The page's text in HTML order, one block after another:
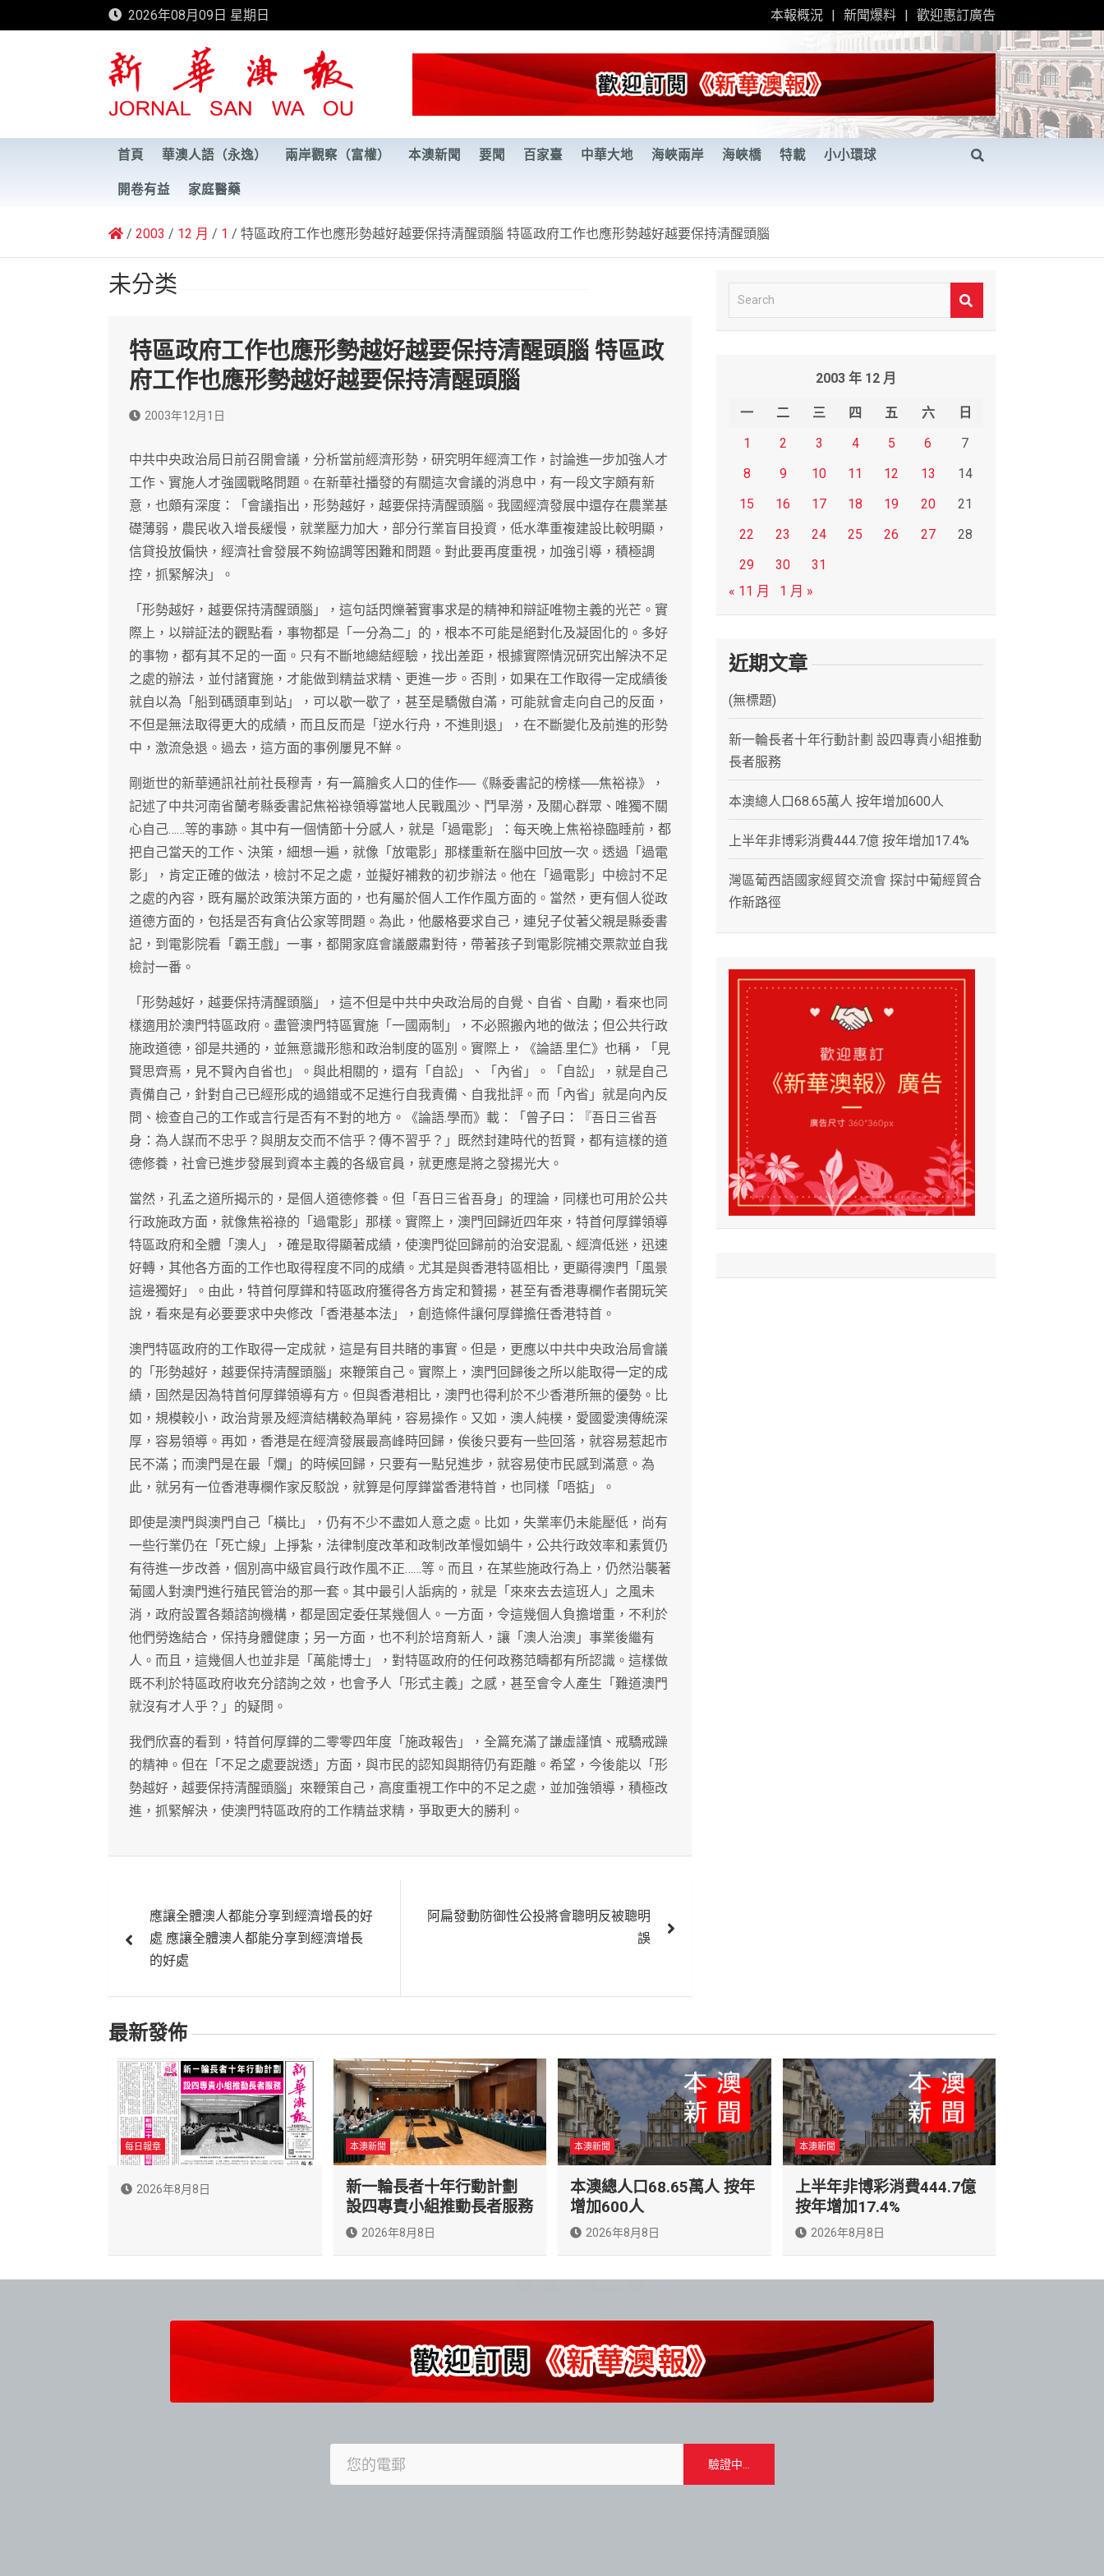
to
2026年08月09日 星期日 本報概況 新聞爆料 歡迎惠訂廣告
新華澳報
首頁 華澳人語（永逸） 兩岸觀察（富權） 本澳新聞 要聞 百家臺 中華大地 海峽兩岸 海峽橋 特載 小小環球
開卷有益 家庭醫藥
2003 12 月 1 特區政府工作也應形勢越好越要保持清醒頭腦 特區政府工作也應形勢越好越要保持清醒頭腦
未分类
特區政府工作也應形勢越好越要保持清醒頭腦 特區政
府工作也應形勢越好越要保持清醒頭腦
2003年12月1日
中共中央政治局日前召開會議，分析當前經濟形勢，研究明年經濟工作，討論進一步加強人才
工作、實施人才強國戰略問題。在新華社播發的有關這次會議的消息中，有一段文字頗有新
意，也頗有深度：「會議指出，形勢越好，越要保持清醒頭腦。我國經濟發展中還存在農業基
礎薄弱，農民收入增長緩慢，就業壓力加大，部分行業盲目投資，低水準重複建設比較明顯，
信貸投放偏快，經濟社會發展不夠協調等困難和問題。對此要再度重視，加強引導，積極調
控，抓緊解決」。
「形勢越好，越要保持清醒頭腦」，這句話閃爍著實事求是的精神和辯証唯物主義的光芒。實
際上，以辯証法的觀點看，事物都是「一分為二」的，根本不可能是絕對化及凝固化的。多好
的事物，都有其不足的一面。只有不斷地總結經驗，找出差距，根據實際情況研究出解決不足
之處的辦法，並付諸實施，才能做到精益求精、更進一步。否則，如果在工作取得一定成績後
就自以為「船到碼頭車到站」，可以歇一歇了，甚至是驕傲自滿，可能就會走向自己的反面，
不但是無法取得更大的成績，而且反而是「逆水行舟，不進則退」，在不斷變化及前進的形勢
中，激流急退。過去，這方面的事例屢見不鮮。
剛逝世的新華通訊社前社長穆青，有一篇膾炙人口的佳作──《縣委書記的榜樣──焦裕祿》，
記述了中共河南省蘭考縣委書記焦裕祿領導當地人民戰風沙、鬥旱澇，及關心群眾、唯獨不關
心自己……等的事跡。其中有一個情節十分感人，就是「過電影」：每天晚上焦裕祿臨睡前，都
把自己當天的工作、決策，細想一遍，就像「放電影」那樣重新在腦中回放一次。透過「過電
影」，肯定正確的做法，檢討不足之處，並擬好補救的初步辦法。他在「過電影」中檢討不足
之處的內容，既有屬於政策決策方面的，也有屬於個人工作作風方面的。當然，更有個人從政
道德方面的，包括是否有貪佔公家等問題。為此，他嚴格要求自己，連兒子仗著父親是縣委書
記，到電影院看「霸王戲」一事，都開家庭會議嚴肅對待，帶著孩子到電影院補交票款並自我
檢討一番。
「形勢越好，越要保持清醒頭腦」，這不但是中共中央政治局的自覺、自省、自勵，看來也同
樣適用於澳門特區政府。盡管澳門特區實施「一國兩制」，不必照搬內地的做法；但公共行政
施政道德，卻是共通的，並無意識形態和政治制度的區別。實際上，《論語.里仁》也稱，「見
賢思齊焉，見不賢內自省也」。與此相關的，還有「自訟」、「內省」。「自訟」，就是自己
責備自己，針對自己已經形成的過錯或不足進行自我責備、自我批評。而「內省」就是向內反
問、檢查自己的工作或言行是否有不對的地方。《論語.學而》載：「曾子曰：『吾日三省吾
身：為人謀而不忠乎？與朋友交而不信乎？傳不習乎？」既然封建時代的哲賢，都有這樣的道
德修養，社會已進步發展到資本主義的各級官員，就更應是將之發揚光大。
當然，孔孟之道所揭示的，是個人道德修養。但「吾日三省吾身」的理論，同樣也可用於公共
行政施政方面，就像焦裕祿的「過電影」那樣。實際上，澳門回歸近四年來，特首何厚鏵領導
特區政府和全體「澳人」，確是取得顯著成績，使澳門從回歸前的治安混亂、經濟低迷，迅速
好轉，其他各方面的工作也取得程度不同的成績。尤其是與香港特區相比，更顯得澳門「風景
這邊獨好」。由此，特首何厚鏵和特區政府獲得各方肯定和贊揚，甚至有香港專欄作者開玩笑
說，看來是有必要要求中央修改「香港基本法」，創造條件讓何厚鏵擔任香港特首。
澳門特區政府的工作取得一定成就，這是有目共睹的事實。但是，更應以中共中央政治局會議
的「形勢越好，越要保持清醒頭腦」來鞭策自己。實際上，澳門回歸後之所以能取得一定的成
績，固然是因為特首何厚鏵領導有方。但與香港相比，澳門也得利於不少香港所無的優勢。比
如，規模較小，政治背景及經濟結構較為單純，容易操作。又如，澳人純樸，愛國愛澳傳統深
厚，容易領導。再如，香港是在經濟發展最高峰時回歸，俟後只要有一些回落，就容易惹起市
民不滿；而澳門是在最「爛」的時候回歸，只要有一點兒進步，就容易使市民感到滿意。為
此，就另有一位香港專欄作家反駁說，就算是何厚鏵當香港特首，也同樣「唔掂」。
即使是澳門與澳門自己「橫比」，仍有不少不盡如人意之處。比如，失業率仍未能壓低，尚有
一些行業仍在「死亡線」上掙紮，法律制度改革和政制改革慢如蝸牛，公共行政效率和素質仍
有待進一步改善，個別高中級官員行政作風不正……等。而且，在某些施政行為上，仍然沿襲著
葡國人對澳門進行殖民管治的那一套。其中最引人詬病的，就是「來來去去這班人」之風未
消，政府設置各類諮詢機構，都是固定委任某幾個人。一方面，令這幾個人負擔增重，不利於
他們勞逸結合，保持身體健康；另一方面，也不利於培育新人，讓「澳人治澳」事業後繼有
人。而且，這幾個人也並非是「萬能博士」，對特區政府的任何政務范疇都有所認識。這樣做
既不利於特區政府收充分諮詢之效，也會予人「形式主義」之感，甚至會令人產生「難道澳門
就沒有才人乎？」的疑問。
我們欣喜的看到，特首何厚鏵的二零零四年度「施政報告」，全篇充滿了謙虛謹慎、戒驕戒躁
的精神。但在「不足之處要說透」方面，與市民的認知與期待仍有距離。希望，今後能以「形
勢越好，越要保持清醒頭腦」來鞭策自己，高度重視工作中的不足之處，並加強領導，積極改
進，抓緊解決，使澳門特區政府的工作精益求精，爭取更大的勝利。
章
覽
應讓全體澳人都能分享到經濟增長的好
處 應讓全體澳人都能分享到經濟增長
的好處
阿扁發動防御性公投將會聰明反被聰明
誤
e
2003 年 12 月
一 二 三 四 五 六
日
1
2 3 4 5 6
7
8
9 10 11 12 13
14
15
16 17 18 19 20
21
22
23 24 25 26 27
28
29
30
31
« 11 月
1 月 »
近期文章
(無標題)
新一輪長者十年行動計劃 設四專責小組推動
長者服務
本澳總人口68.65萬人 按年增加600人
上半年非博彩消費444.7億 按年增加17.4%
灣區葡西語國家經貿交流會 探討中葡經貿合
作新路徑
最新發佈
每日報章
2026年8月8日
本澳新聞
新一輪長者十年行動計劃
設四專責小組推動長者服務
2026年8月8日
本澳新聞
本澳總人口68.65萬人 按年
增加600人
2026年8月8日
本澳新聞
上半年非博彩消費444.7億
按年增加17.4%
2026年8月8日